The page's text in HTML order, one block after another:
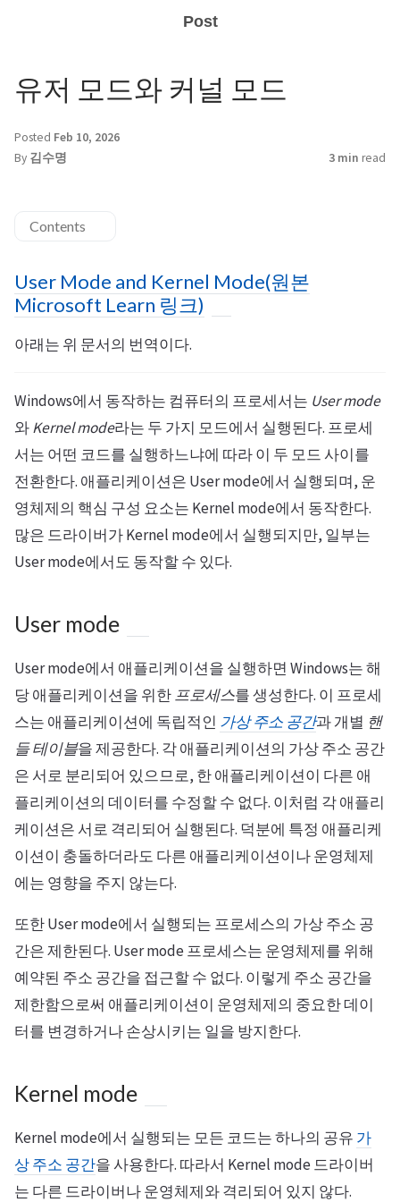
Post
유저 모드와 커널 모드
Posted Feb 10, 2026
By 김수명 3 min read
Contents
User Mode and Kernel Mode(원본
Microsoft Learn 링크)
아래는 위 문서의 번역이다.
Windows에서 동작하는 컴퓨터의 프로세서는 User mode
와Kernel mode라는 두 가지 모드에서 실행된다. 프로세
서는 어떤 코드를 실행하느냐에 따라 이 두 모드 사이를
전환한다. 애플리케이션은 User mode에서 실행되며, 운
영체제의 핵심 구성 요소는 Kernel mode에서 동작한다.
많은 드라이버가 Kernel mode에서 실행되지만, 일부는
User mode에서도 동작할 수 있다.
User mode
User mode에서 애플리케이션을 실행하면 Windows는 해
당 애플리케이션을 위한프로세스를 생성한다. 이 프로세
스는 애플리케이션에 독립적인 가상 주소 공간과 개별 핸
들 테이블을 제공한다. 각 애플리케이션의 가상 주소 공간
은 서로 분리되어 있으므로, 한 애플리케이션이 다른 애
플리케이션의 데이터를 수정할 수 없다. 이처럼 각 애플리
케이션은 서로 격리되어 실행된다. 덕분에 특정 애플리케
이션이 충돌하더라도 다른 애플리케이션이나 운영체제
에는 영향을 주지 않는다.
또한 User mode에서 실행되는 프로세스의 가상 주소 공
간은 제한된다. User mode 프로세스는 운영체제를 위해
예약된 주소 공간을 접근할 수 없다. 이렇게 주소 공간을
제한함으로써 애플리케이션이 운영체제의 중요한 데이
터를 변경하거나 손상시키는 일을 방지한다.
Kernel mode
Kernel mode에서 실행되는 모든 코드는 하나의 공유 가
상 주소 공간을 사용한다. 따라서 Kernel mode 드라이버
는 다른 드라이버나 운영체제와 격리되어 있지 않다.